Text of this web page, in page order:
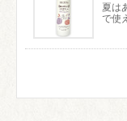
夏は
で使